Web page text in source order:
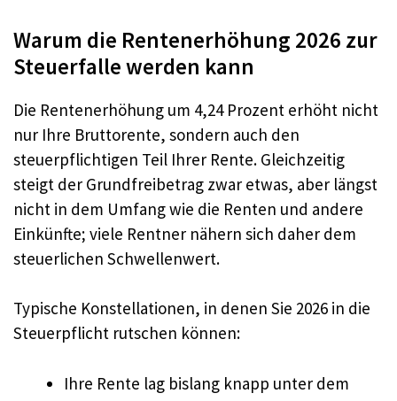
Warum die Rentenerhöhung 2026 zur
Steuerfalle werden kann
Die Rentenerhöhung um 4,24 Prozent erhöht nicht
nur Ihre Bruttorente, sondern auch den
steuerpflichtigen Teil Ihrer Rente. Gleichzeitig
steigt der Grundfreibetrag zwar etwas, aber längst
nicht in dem Umfang wie die Renten und andere
Einkünfte; viele Rentner nähern sich daher dem
steuerlichen Schwellenwert.
Typische Konstellationen, in denen Sie 2026 in die
Steuerpflicht rutschen können:
Ihre Rente lag bislang knapp unter dem